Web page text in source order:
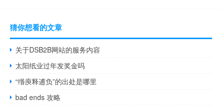
猜你想看的文章
关于DSB2B网站的服务内容
太阳纸业过年发奖金吗
“缗庾释逋负”的出处是哪里
bad ends 攻略